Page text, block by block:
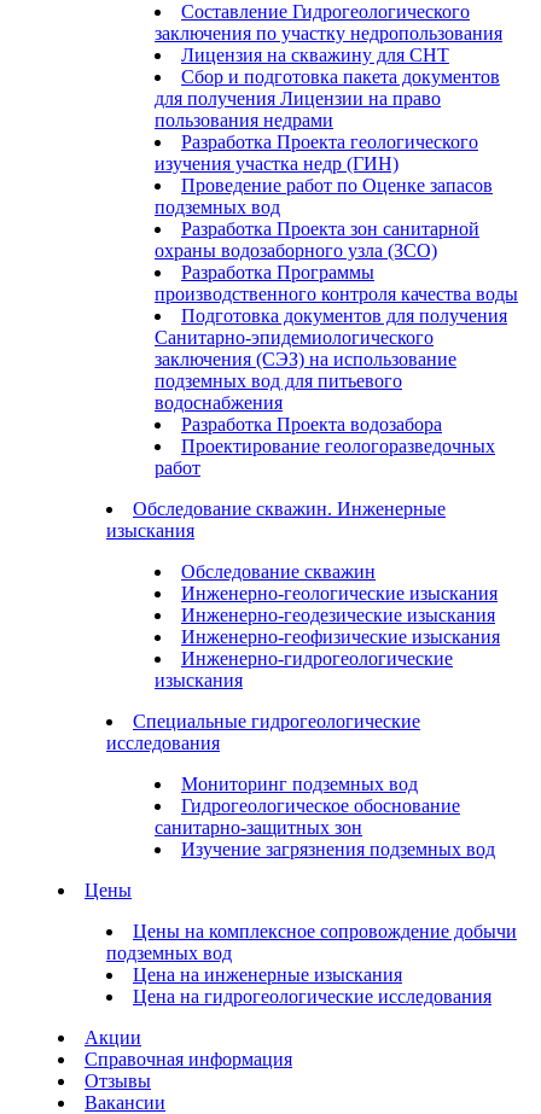
Составление Гидрогеологического
заключения по участку недропользования
Лицензия на скважину для СНТ
Сбор и подготовка пакета документов
для получения Лицензии на право
пользования недрами
Разработка Проекта геологического
изучения участка недр (ГИН)
Проведение работ по Оценке запасов
подземных вод
Разработка Проекта зон санитарной
охраны водозаборного узла (ЗСО)
Разработка Программы
производственного контроля качества воды
Подготовка документов для получения
Санитарно-эпидемиологического
заключения (СЭЗ) на использование
подземных вод для питьевого
водоснабжения
Разработка Проекта водозабора
Проектирование геологоразведочных
работ
Обследование скважин. Инженерные
изыскания
Обследование скважин
Инженерно-геологические изыскания
Инженерно-геодезические изыскания
Инженерно-геофизические изыскания
Инженерно-гидрогеологические
изыскания
Специальные гидрогеологические
исследования
Мониторинг подземных вод
Гидрогеологическое обоснование
санитарно-защитных зон
Изучение загрязнения подземных вод
Цены
Цены на комплексное сопровождение добычи
подземных вод
Цена на инженерные изыскания
Цена на гидрогеологические исследования
Акции
Справочная информация
Отзывы
Вакансии